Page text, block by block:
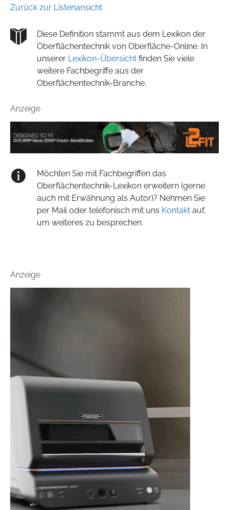
Zurück zur Listenansicht
Diese Definition stammt aus dem Lexikon der
Oberflächentechnik von Oberfläche-Online. In
unserer Lexikon-Übersicht finden Sie viele
weitere Fachbegriffe aus der
Oberflächentechnik-Branche.
Anzeige
Möchten Sie mit Fachbegriffen das
Oberflächentechnik-Lexikon erweitern (gerne
auch mit Erwähnung als Autor)? Nehmen Sie
per Mail oder telefonisch mit uns Kontakt auf,
um weiteres zu besprechen.
Anzeige